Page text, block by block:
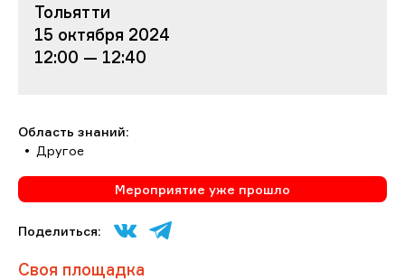
Тольятти
15 октября 2024
12:00 — 12:40
Область знаний:
Другое
Мероприятие уже прошло
Поделиться:
Своя площадка